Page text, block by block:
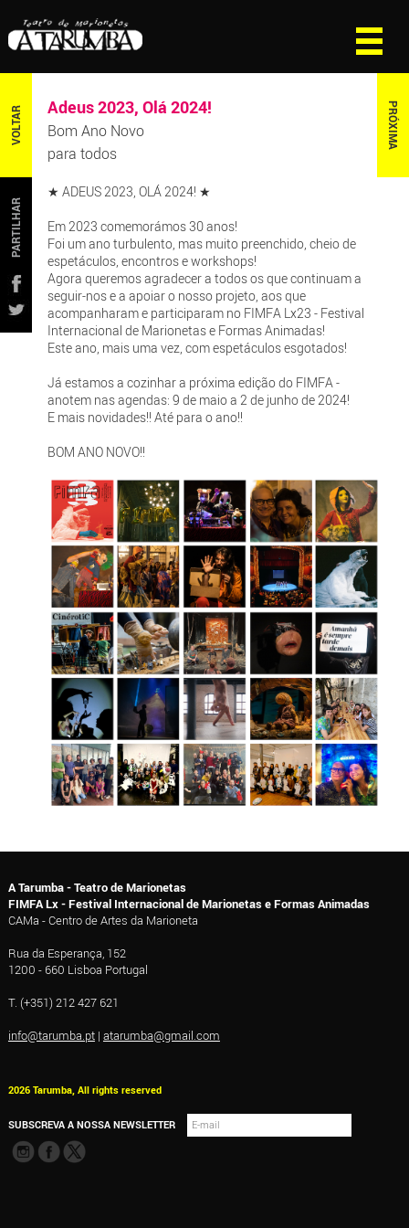
VOLTAR PRÓXIMA
PARTILHAR
Adeus 2023, Olá 2024!
Bom Ano Novo
para todos
★ ADEUS 2023, OLÁ 2024! ★
Em 2023 comemorámos 30 anos!
Foi um ano turbulento, mas muito preenchido, cheio de
espetáculos, encontros e workshops!
Agora queremos agradecer a todos os que continuam a
seguir-nos e a apoiar o nosso projeto, aos que
acompanharam e participaram no FIMFA Lx23 - Festival
Internacional de Marionetas e Formas Animadas!
Este ano, mais uma vez, com espetáculos esgotados!
Já estamos a cozinhar a próxima edição do FIMFA -
anotem nas agendas: 9 de maio a 2 de junho de 2024!
E mais novidades!! Até para o ano!!
BOM ANO NOVO!!
A Tarumba - Teatro de Marionetas
FIMFA Lx - Festival Internacional de Marionetas e Formas Animadas
CAMa - Centro de Artes da Marioneta
Rua da Esperança, 152
1200 - 660 Lisboa Portugal
T. (+351) 212 427 621
info@tarumba.pt| atarumba@gmail.com
2026 Tarumba, All rights reserved
SUBSCREVA A NOSSA NEWSLETTER